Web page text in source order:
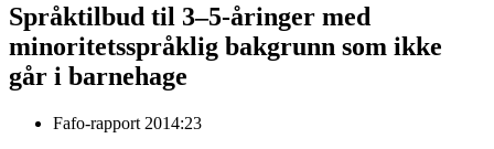
Språktilbud til 3–5-åringer med
minoritetsspråklig bakgrunn som ikke
går i barnehage
Fafo-rapport 2014:23